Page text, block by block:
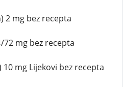
2 mg bez recepta
mg bez recepta
mg Lijekovi bez recepta